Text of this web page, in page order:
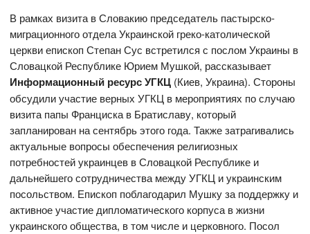
В рамках визита в Словакию председатель пастырско-
миграционного отдела Украинской греко-католической
церкви епископ Степан Сус встретился с послом Украины в
Словацкой Республике Юрием Мушкой, рассказывает
Информационный ресурс УГКЦ (Киев, Украина). Стороны
обсудили участие верных УГКЦ в мероприятиях по случаю
визита папы Франциска в Братиславу, который
запланирован на сентябрь этого года. Также затрагивались
актуальные вопросы обеспечения религиозных
потребностей украинцев в Словацкой Республике и
дальнейшего сотрудничества между УГКЦ и украинским
посольством. Епископ поблагодарил Мушку за поддержку и
активное участие дипломатического корпуса в жизни
украинского общества, в том числе и церковного. Посол